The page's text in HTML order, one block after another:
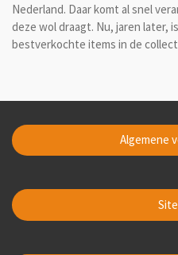
Nederland. Daar komt al snel
deze wol draagt. Nu, jaren later,
bestverkochte items in de
Algemene